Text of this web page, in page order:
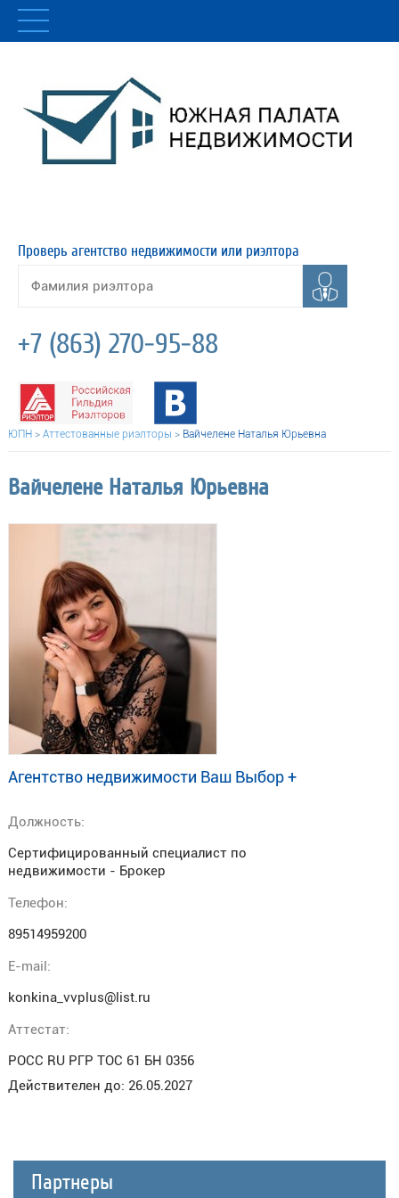
Проверь агентство недвижимости или риэлтора
+7 (863) 270-95-88
ЮПН > Аттестованные риэлторы > Вайчелене Наталья Юрьевна
Вайчелене Наталья Юрьевна
Агентство недвижимости Ваш Выбор +
Должность:
Сертифицированный специалист по
недвижимости - Брокер
Телефон:
89514959200
E-mail:
konkina_vvplus@list.ru
Аттестат:
РОСС RU РГР ТОС 61 БН 0356
Действителен до: 26.05.2027
Партнеры